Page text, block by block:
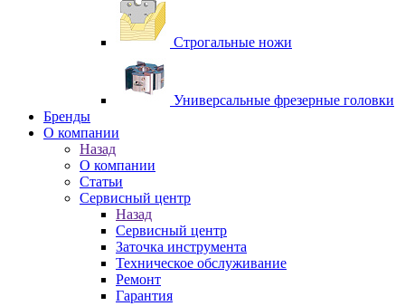
Строгальные ножи
Универсальные фрезерные головки
Бренды
O компании
Назад
O компании
Статьи
Сервисный центр
Назад
Сервисный центр
Заточка инструмента
Техническое обслуживание
Ремонт
Гарантия